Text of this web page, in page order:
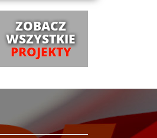
ZOBACZ
WSZYSTKIE
PROJEKTY